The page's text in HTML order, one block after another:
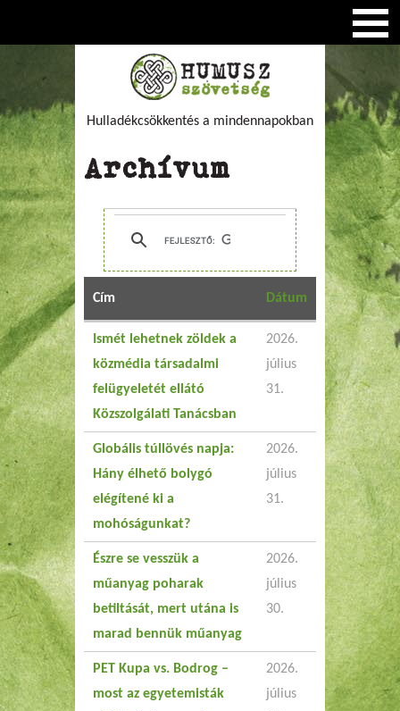
Hulladékcsökkentés a mindennapokban
Archívum
Cím Dátum
Ismét lehetnek zöldek a
közmédia társadalmi
felügyeletét ellátó
Közszolgálati Tanácsban
2026.
július
31.
Globális túllövés napja:
Hány élhető bolygó
elégítené ki a
mohóságunkat?
2026.
július
31.
Észre se vesszük a
műanyag poharak
betiltását, mert utána is
marad bennük műanyag
2026.
július
30.
PET Kupa vs. Bodrog –
most az egyetemisták
2026.
július